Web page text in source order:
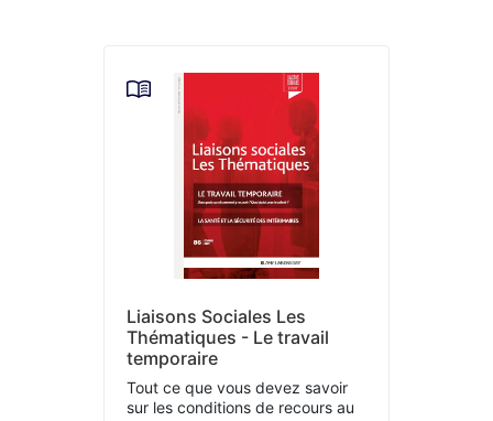
Liaisons Sociales Les
Thématiques - Le travail
temporaire
Tout ce que vous devez savoir
sur les conditions de recours au